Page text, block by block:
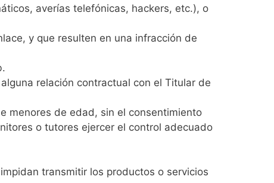
averías telefónicas, hackers, etc.), o
y que resulten en una infracción de
relación contractual con el Titular de
menores de edad, sin el consentimiento
o tutores ejercer el control adecuado
transmitir los productos o servicios